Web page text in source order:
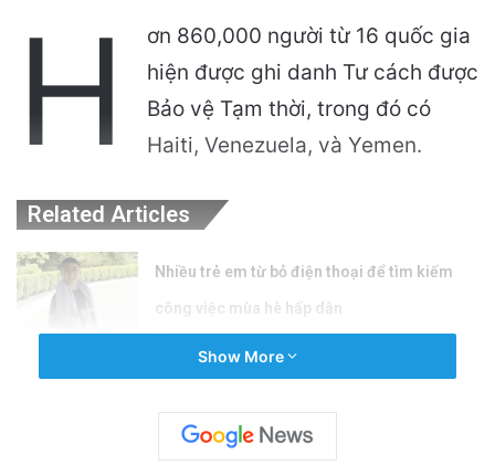
H
ơn 860,000 người từ 16 quốc gia
hiện được ghi danh Tư cách được
Bảo vệ Tạm thời, trong đó có
Haiti, Venezuela, và Yemen.
Related Articles
Nhiều trẻ em từ bỏ điện thoại để tìm kiếm
công việc mùa hè hấp dẫn
18 hours ago
đánh bại người được Trump ủng hộ dù đã
ngừng chiến dịch
Show More